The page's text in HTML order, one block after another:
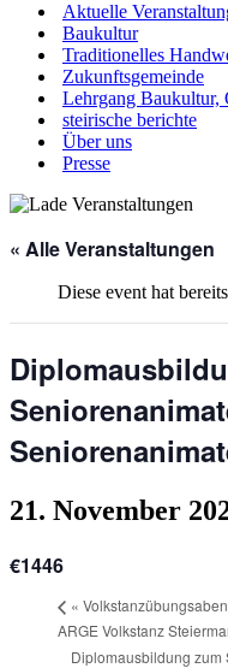
Aktuelle
Baukultur
Traditionelles
Zukunftsgemeinde
Lehrgang Baukultur,
steirische berichte
Über uns
Presse
« Alle Veranstaltungen
Diese event hat
21. November
€1446
«
ARGE Volkstanz
Diplomausbildung